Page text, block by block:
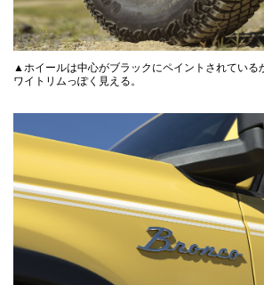
▲ホイールは中心がブラックにペイントされている
ワイトリムっぽく見える。